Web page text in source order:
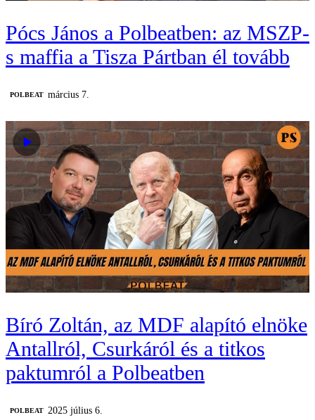
Pócs János a Polbeatben: az MSZP-
s maffia a Tisza Pártban él tovább
‎POLBEAT március 7.
Bíró Zoltán, az MDF alapító elnöke
Antallról, Csurkáról és a titkos
paktumról a Polbeatben
‎POLBEAT 2025 július 6.